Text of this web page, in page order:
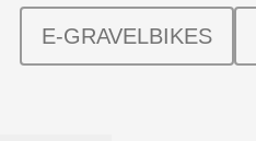
E-GRAVELBIKES